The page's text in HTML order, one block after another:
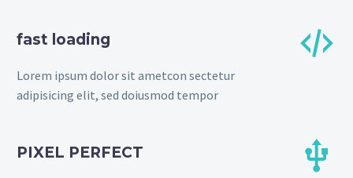
fast loading
Lorem ipsum dolor sit ametcon sectetur
adipisicing elit, sed doiusmod tempor


PIXEL PERFECT 
